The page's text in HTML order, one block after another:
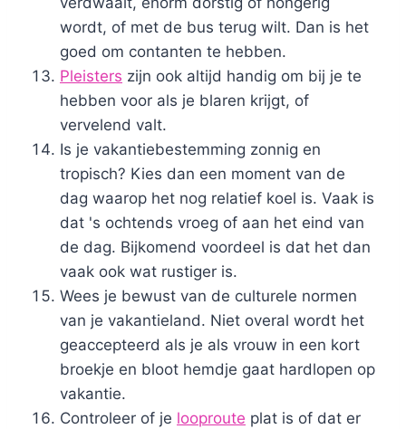
wordt, of met de bus terug wilt. Dan is het
goed om contanten te hebben.
Pleisters zijn ook altijd handig om bij je te
hebben voor als je blaren krijgt, of
vervelend valt.
Is je vakantiebestemming zonnig en
tropisch? Kies dan een moment van de
dag waarop het nog relatief koel is. Vaak is
dat 's ochtends vroeg of aan het eind van
de dag. Bijkomend voordeel is dat het dan
vaak ook wat rustiger is.
Wees je bewust van de culturele normen
van je vakantieland. Niet overal wordt het
geaccepteerd als je als vrouw in een kort
broekje en bloot hemdje gaat hardlopen op
vakantie.
Controleer of je looproute plat is of dat er